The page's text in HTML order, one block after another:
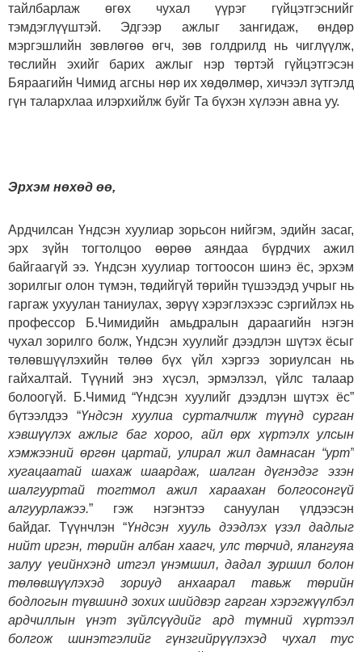
тайлбарлаж өгөх чухал үүрэг гүйцэтгэснийг
тэмдэглүүштэй. Эдгээр ажлыг зангидаж, өндөр
мэргэшлийн зөвлөгөө өгч, зөв голдрилд нь чиглүүлж,
төслийн эхийг барих ажлыг нэр төртэй гүйцэтгэсэн
Бяраагийн Чимид агсны нөр их хөдөлмөр, хичээл зүтгэлд
гүн талархлаа илэрхийлж буйг Та бүхэн хүлээн авна уу.
Эрхэм нөхөд өө,
Ардчилсан Үндсэн хуулиар зорьсон нийгэм, эдийн засаг,
эрх зүйн тогтолцоо өөрөө аяндаа бүрдчих ажил
байгаагүй ээ. Үндсэн хуулиар тогтоосон шинэ ёс, эрхэм
зорилгыг олон түмэн, төдийгүй төрийн түшээдэд учрыг нь
гаргаж ухуулан таниулах, зөрүү хэрэглэхээс сэргийлэх нь
профессор Б.Чимидийн амьдралын дараагийн нэгэн
чухал зорилго болж, Үндсэн хуулийг дээдлэн шүтэх ёсыг
төлөвшүүлэхийн төлөө бүх үйл хэргээ зориулсан нь
гайхалтай. Түүний энэ хүсэл, эрмэлзэл, үйлс талаар
болоогүй. Б.Чимид “Үндсэн хуулийг дээдлэн шүтэх ёс”
бүтээлдээ “Үндсэн хуулиа сурталчилж түүнд сурган
хэвшүүлэх ажлыг баг хороо, айл өрх хүртэлх улсын
хэмжээний өргөн цартай, улирал жил дамнасан “урт”
хугацаатай шахаж шаардаж, шалган дүгнэдэг эзэн
шалгууртай тогтмол ажил хараахан болгосонгүй
алгуурлажээ.” гэж нэгэнтээ сануулан үлдээсэн
байдаг. Түүнчлэн “Үндсэн хууль дээдлэх үзэл дадлыг
нийт иргэн, төрийн албан хаагч, улс төрчид, ялангуяа
залуу үеийнхэнд итгэл үнэмшил, дадал зуршил болон
төлөвшүүлэхэд зориуд анхаарал тавьж төрийн
бодлогын түвшинд зохих шийдвэр гарган хэрэгжүүлбэл
ардчиллын үнэт зүйлсүүдийг ард түмний хүртээл
болгож шинэтгэлийг гүнзгийрүүлэхэд чухал тус